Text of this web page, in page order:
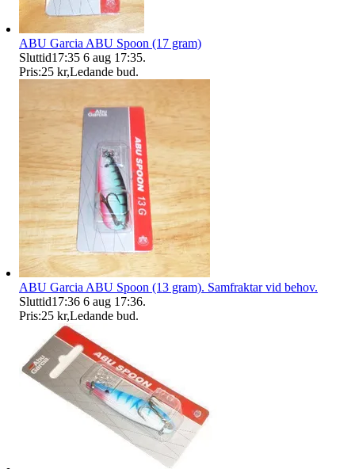
ABU Garcia ABU Spoon (17 gram)
Sluttid17:35 6 aug 17:35.
Pris:25 kr,Ledande bud.
ABU Garcia ABU Spoon (13 gram). Samfraktar vid behov.
Sluttid17:36 6 aug 17:36.
Pris:25 kr,Ledande bud.